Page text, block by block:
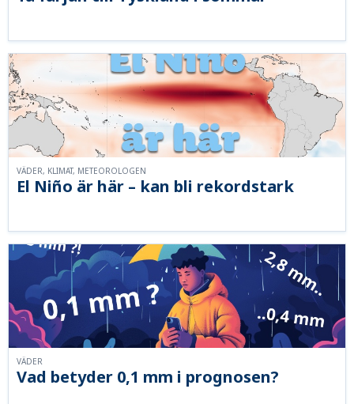
El Niño är här – kan bli rekordstark
VÄDER, KLIMAT, METEOROLOGEN
Vad betyder 0,1 mm i prognosen?
VÄDER